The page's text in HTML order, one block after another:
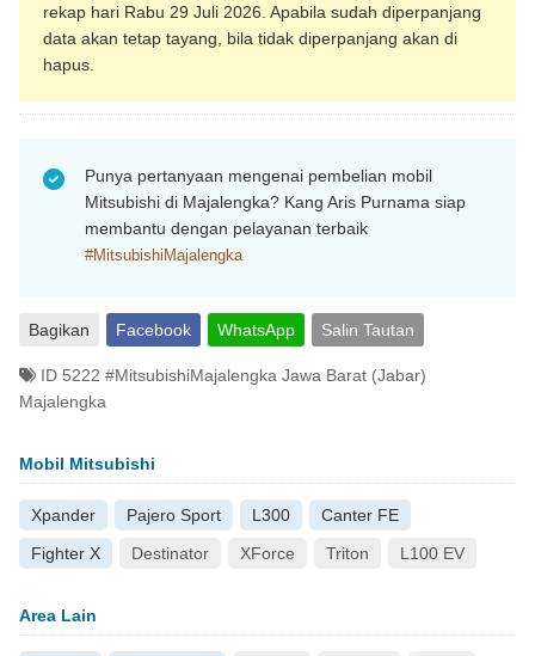
rekap hari Rabu 29 Juli 2026. Apabila sudah diperpanjang
data akan tetap tayang, bila tidak diperpanjang akan di
hapus.
57
Punya pertanyaan mengenai pembelian mobil
Mitsubishi di Majalengka? Kang Aris Purnama siap
membantu dengan pelayanan terbaik
#MitsubishiMajalengka
Bagikan Facebook WhatsApp Salin Tautan
ID 5222 #MitsubishiMajalengka Jawa Barat (Jabar)
Majalengka
Mobil Mitsubishi
Xpander Pajero Sport L300
Canter FE
Fighter X
Destinator XForce Triton L100 EV
Area Lain